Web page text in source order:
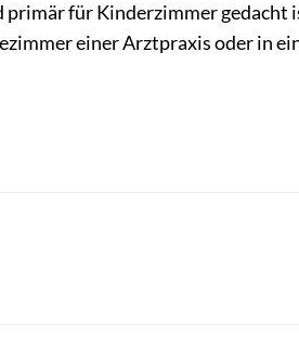
für Kinderzimmer gedacht
einer Arztpraxis oder in